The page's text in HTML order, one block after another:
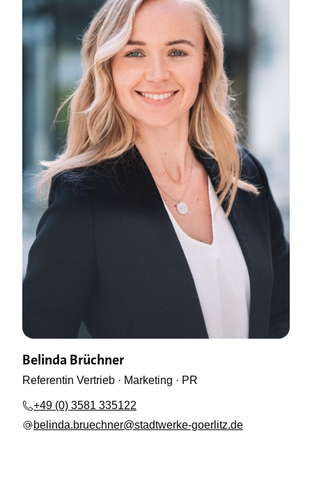
Belinda Brüchner
Referentin Vertrieb · Marketing · PR
+49 (0) 3581 335122
belinda.bruechner@stadtwerke-goerlitz.de